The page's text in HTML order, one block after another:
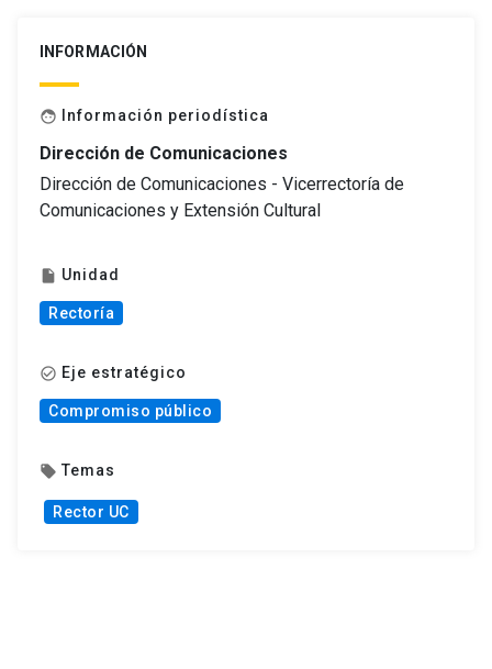
INFORMACIÓN
face Información periodística
Dirección de Comunicaciones
Dirección de Comunicaciones - Vicerrectoría de
Comunicaciones y Extensión Cultural
insert_drive_file Unidad
Rectoría
check_circle_outline Eje estratégico
Compromiso público
local_offer Temas
Rector UC